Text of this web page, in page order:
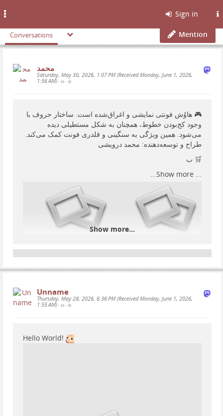
Sign in
Conversations Mention
محمد
Saturday, May 30, 2026, 1:07 PM (Received Monday, June 1, 2026,
1:56 AM) • •
🎮 هاوُش فونتی نمایشی و اغراق‌شده است. ساختار حروف با
وجود کج‌بودن خطوط، همچنان به شکل مستطیلی دیده
می‌شود. همین ویژگی به سنگینی و قلدری فونت کمک می‌کند.
طراح و توسعه‌دهنده: محمد درویشی
🛒 ب
...
Show more...
Show more...
Unname
Thursday, May 28, 2026, 6:36 PM (Received Monday, June 1, 2026,
1:55 AM) • •
Hello World!